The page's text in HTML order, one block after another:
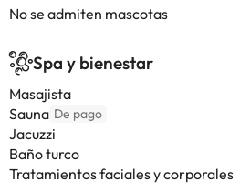
No se admiten mascotas
Spa y bienestar
Masajista
Sauna De pago
Jacuzzi
Baño turco
Tratamientos faciales y corporales